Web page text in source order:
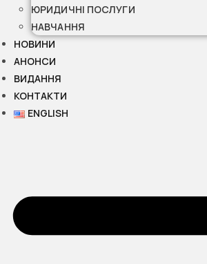
ЮРИДИЧНІ ПОСЛУГИ
НАВЧАННЯ
НОВИНИ
АНОНСИ
ВИДАННЯ
КОНТАКТИ
ENGLISH